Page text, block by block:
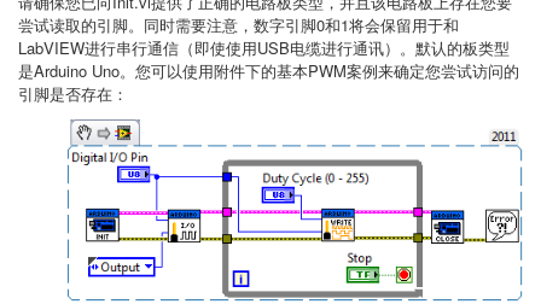
尝试读取的引脚。同时需要注意，数字引脚0和1将会保留用于和
LabVIEW进行串行通信（即使使用USB电缆进行通讯）。默认的板类型
是Arduino Uno。您可以使用附件下的基本PWM案例来确定您尝试访问的
引脚是否存在：